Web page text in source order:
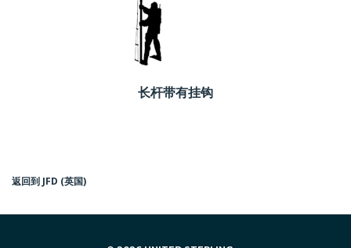
长杆带有挂钩
返回到 JFD (英国)